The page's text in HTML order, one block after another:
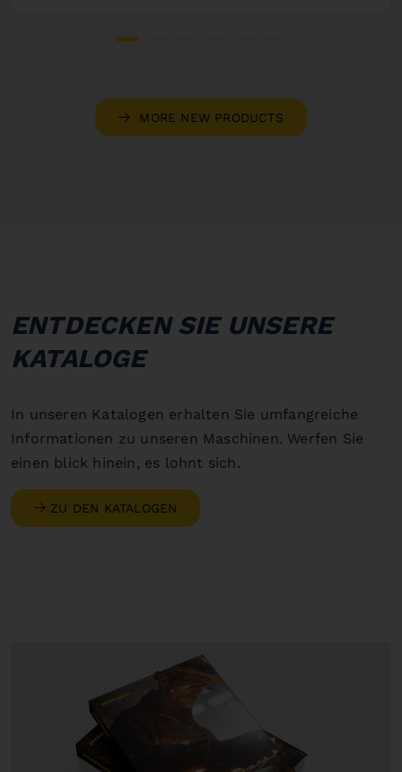
MORE NEW PRODUCTS
ENTDECKEN SIE UNSERE
KATALOGE
In unseren Katalogen erhalten Sie umfangreiche
Informationen zu unseren Maschinen. Werfen Sie
einen blick hinein, es lohnt sich.
ZU DEN KATALOGEN